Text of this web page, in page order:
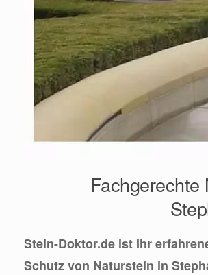
Fachgerechte
Stein-Doktor.de ist Ihr
Schutz von Naturstein in